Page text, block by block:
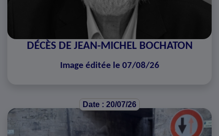
DÉCÈS DE JEAN-MICHEL BOCHATON
Image éditée le 07/08/26
Date : 20/07/26